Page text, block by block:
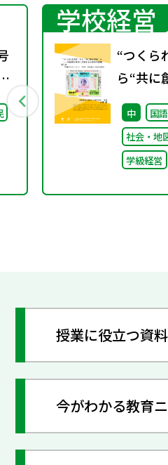
学校経営
“つくら
ら“共
不確実
小津中
「共創
ト」“好
がる学び
中 国語
社会・地
学級経営
授業に役立つ資
今がわかる教育